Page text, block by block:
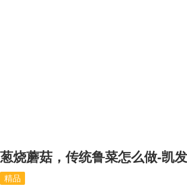
葱烧蘑菇，传统鲁菜怎么做-凯
精品